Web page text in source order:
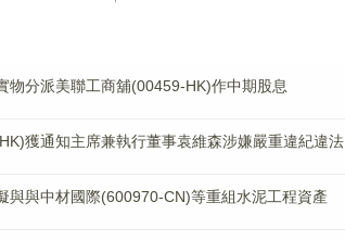
物分派美聯工商舖(00459-HK)作中期股息
獲通知主席兼執行董事袁維森涉嫌嚴重違紀違法
與與中材國際(600970-CN)等重組水泥工程資產